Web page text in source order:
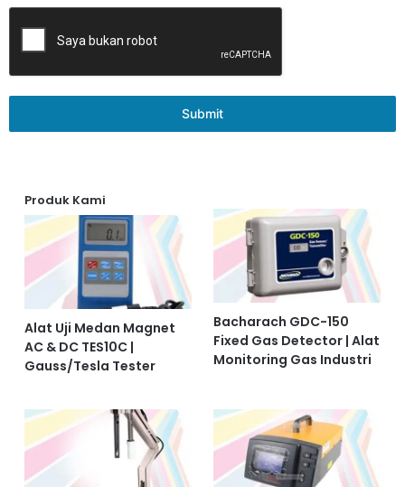
Submit
Produk Kami
Alat Uji Medan Magnet
AC & DC TES10C |
Gauss/Tesla Tester
Bacharach GDC-150
Fixed Gas Detector | Alat
Monitoring Gas Industri